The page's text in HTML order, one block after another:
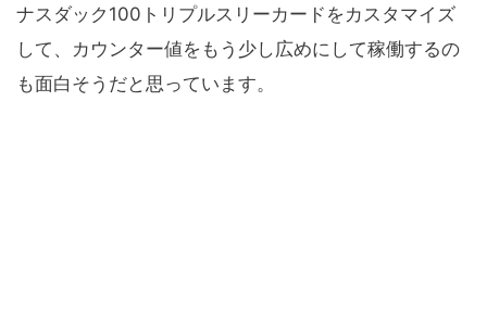
ナスダック100トリプルスリーカードをカスタマイズ
して、カウンター値をもう少し広めにして稼働するの
も面白そうだと思っています。